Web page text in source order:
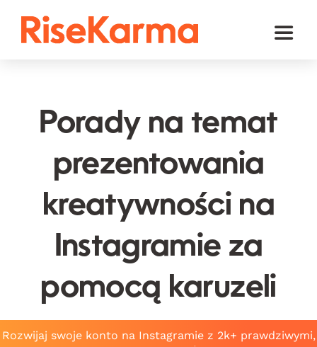
Toggle
TikTok
YouTube
Twitter (𝕏)
Inne
polski
Porady na temat
prezentowania
kreatywności na
Instagramie za
pomocą karuzeli
Rozwijaj swoje konto na Instagramie z 2k+ prawdziwymi,